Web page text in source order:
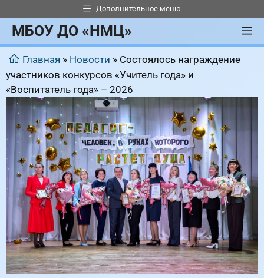
к
содержимому
Дополнительное меню
МБОУ ДО «НМЦ»
Главная » Новости » Состоялось награждение
участников конкурсов «Учитель года» и
«Воспитатель года» – 2026